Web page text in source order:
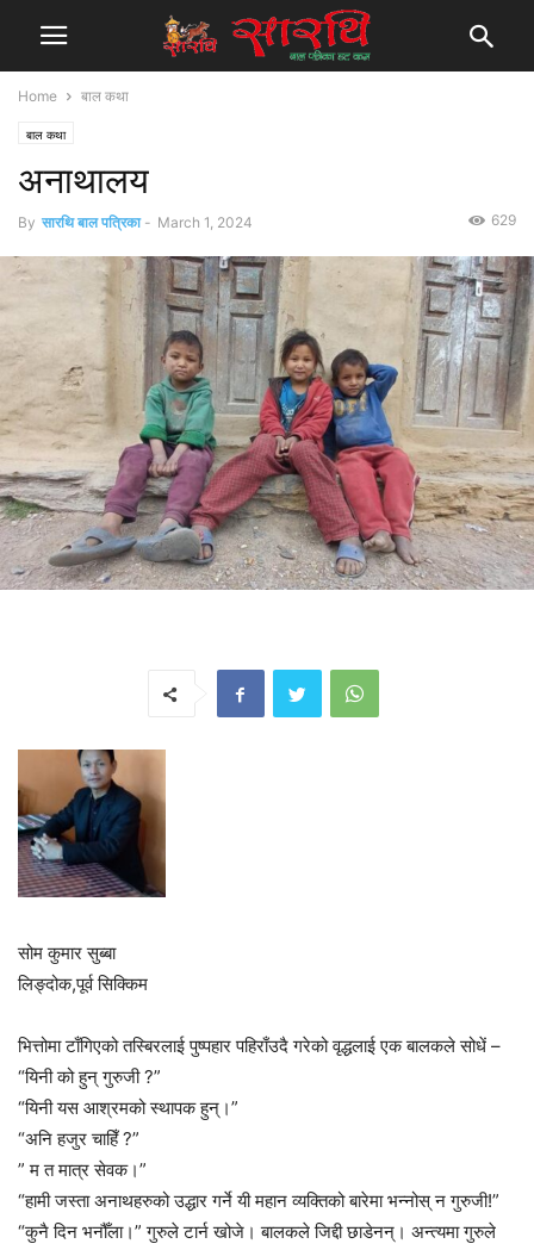
Home बाल कथा
बाल कथा
अनाथालय
By सारथि बाल पत्रिका - March 1, 2024 629
सोम कुमार सुब्बा
लिङ्दोक,पूर्व सिक्किम
भित्तोमा टाँगिएको तस्बिरलाई पुष्पहार पहिराँउदै गरेको वृद्धलाई एक बालकले सोधें –
“यिनी को हुन् गुरुजी ?”
“यिनी यस आश्रमको स्थापक हुन्।”
“अनि हजुर चाहिँ ?”
” म त मात्र सेवक।”
“हामी जस्ता अनाथहरुको उद्धार गर्ने यी महान व्यक्तिको बारेमा भन्नोस् न गुरुजी!”
“कुनै दिन भनौँला।” गुरुले टार्न खोजे। बालकले जिद्दी छाडेनन्। अन्त्यमा गुरुले